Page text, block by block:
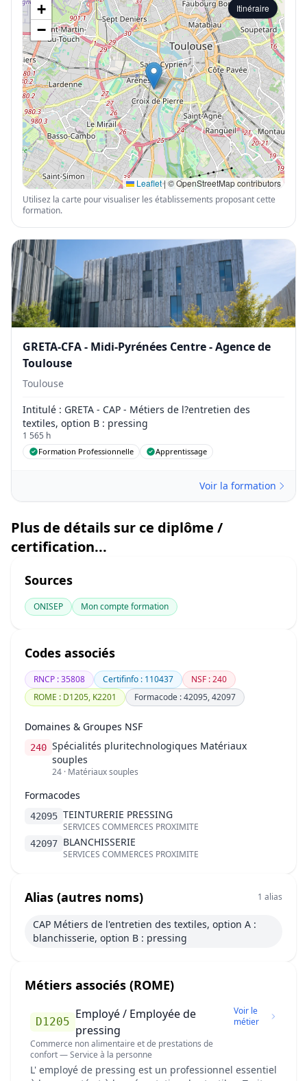
+
−
Itinéraire
Leaflet| © OpenStreetMap contributors
Utilisez la carte pour visualiser les établissements proposant cette
formation.
GRETA-CFA - Midi-Pyrénées Centre - Agence de
Toulouse
Toulouse
Intitulé : GRETA - CAP - Métiers de l?entretien des
textiles, option B : pressing
1 565 h
Formation Professionnelle Apprentissage
Voir la formation
Plus de détails sur ce diplôme /
certification...
Sources
ONISEP Mon compte formation
Codes associés
RNCP : 35808 Certifinfo : 110437
NSF : 240
ROME : D1205, K2201
Formacode : 42095, 42097
Domaines & Groupes NSF
240 Spécialités pluritechnologiques Matériaux
souples
24 · Matériaux souples
Formacodes
42095 TEINTURERIE PRESSING
SERVICES COMMERCES PROXIMITE
42097 BLANCHISSERIE
SERVICES COMMERCES PROXIMITE
Alias (autres noms) 1 alias
CAP Métiers de l'entretien des textiles, option A :
blanchisserie, option B : pressing
Métiers associés (ROME)
D1205
Employé / Employée de
pressing
Commerce non alimentaire et de prestations de
confort — Service à la personne
Voir le
métier
L' employé de pressing est un professionnel essentiel